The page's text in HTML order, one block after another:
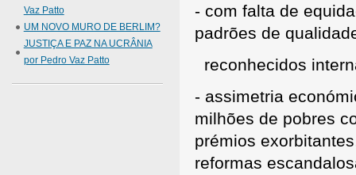
- com falta de
padrões de
reconhecidos
- assimetria
milhões de pobres
prémios
reformas
Vaz Patto
UM NOVO MURO DE BERLIM?
JUSTIÇA E PAZ NA UCRÂNIA
por Pedro Vaz Patto